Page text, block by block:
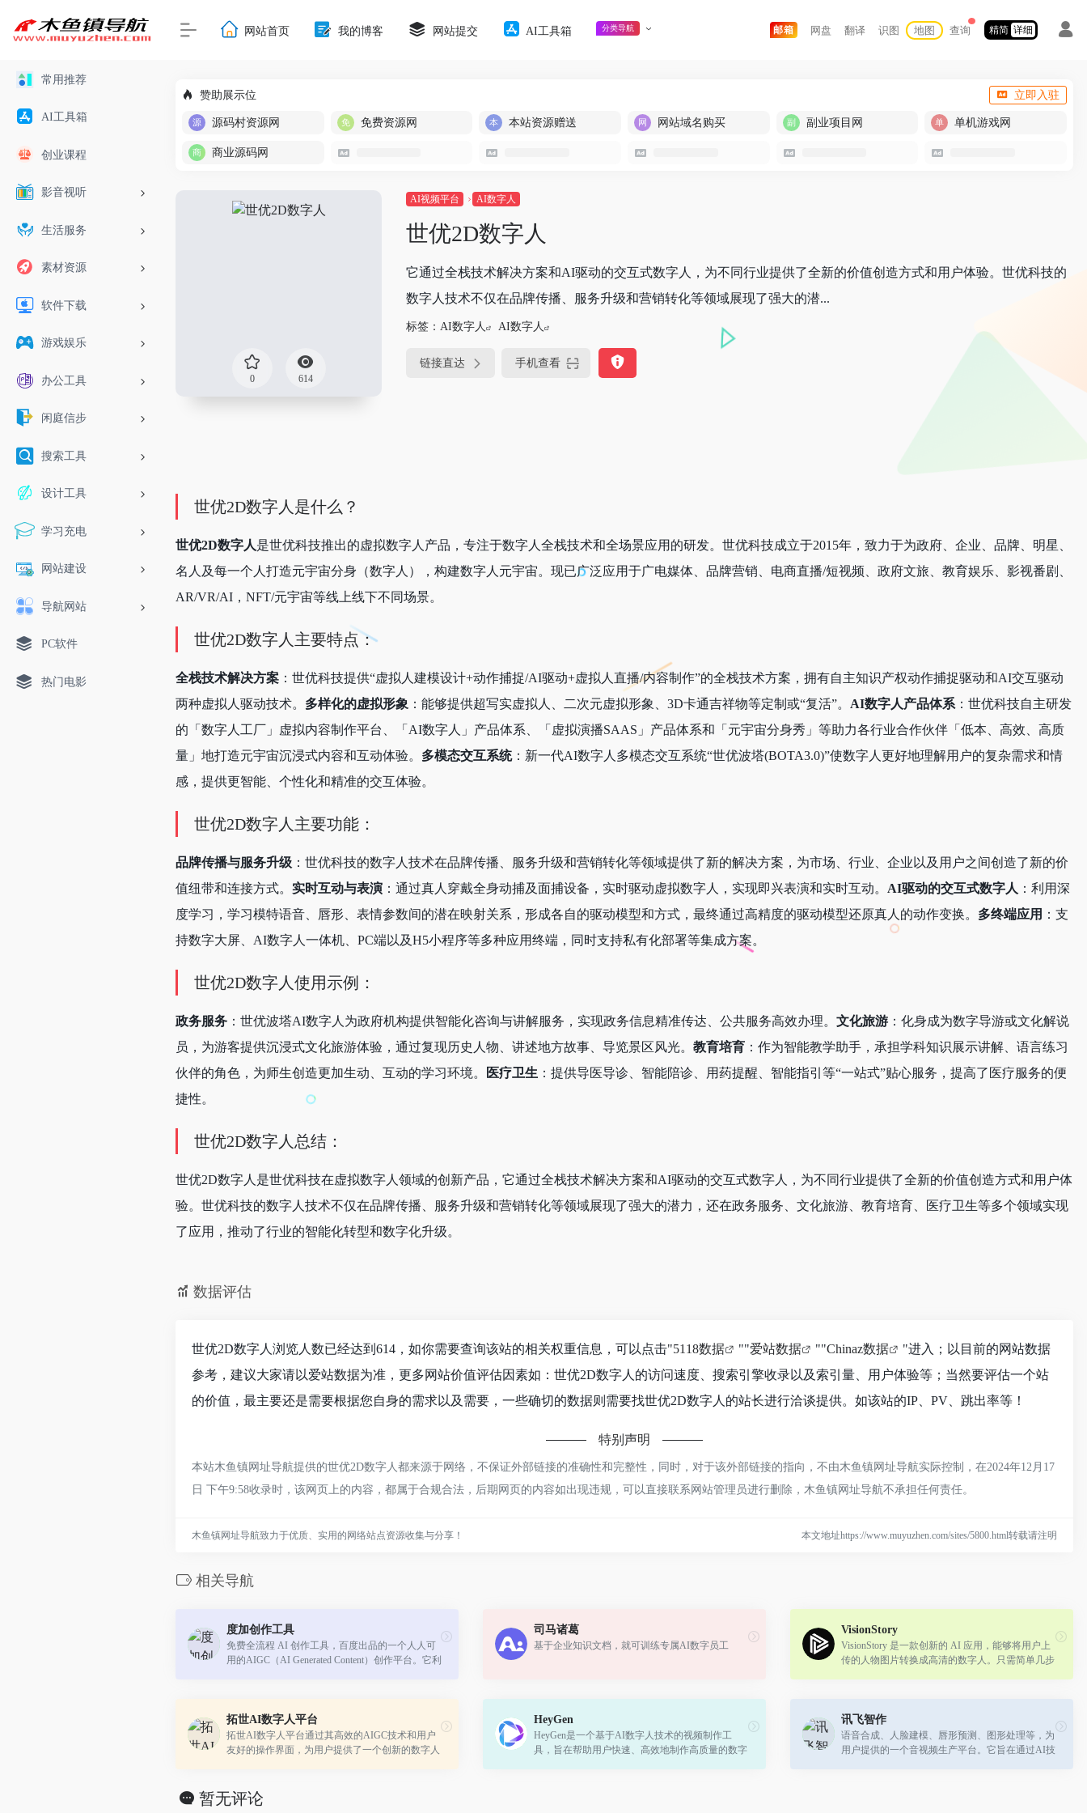
常用推荐
AI工具箱
创业课程
影音视听
生活服务
素材资源
软件下载
游戏娱乐
办公工具
闲庭信步
搜索工具
设计工具
学习充电
网站建设
导航网站
PC软件
热门电影
网站首页 我的博客 网站提交 AI工具箱 分类导航 邮箱 网盘 翻译 识图 地图 查询 精简 详细
赞助展示位 立即入驻
源码村资源网 免费资源网 本站资源赠送 网站域名购买 副业项目网 单机游戏网
商业源码网
0 614
AI视频平台 AI数字人
世优2D数字人
它通过全栈技术解决方案和AI驱动的交互式数字人，为不同行业提供了全新的价值创造方式和用户体验。世优科技的
数字人技术不仅在品牌传播、服务升级和营销转化等领域展现了强大的潜...
标签： AI数字人 AI数字人
链接直达 手机查看
世优2D数字人是什么？
世优2D数字人是世优科技推出的虚拟数字人产品，专注于数字人全栈技术和全场景应用的研发。世优科技成立于2015年，致力于为政府、企业、品牌、明星、
名人及每一个人打造元宇宙分身（数字人），构建数字人元宇宙。现已广泛应用于广电媒体、品牌营销、电商直播/短视频、政府文旅、教育娱乐、影视番剧、
AR/VR/AI，NFT/元宇宙等线上线下不同场景。
世优2D数字人主要特点：
全栈技术解决方案 ：世优科技提供“虚拟人建模设计+动作捕捉/AI驱动+虚拟人直播/内容制作”的全栈技术方案，拥有自主知识产权动作捕捉驱动和AI交互驱动
两种虚拟人驱动技术。 多样化的虚拟形象 ：能够提供超写实虚拟人、二次元虚拟形象、3D卡通吉祥物等定制或“复活”。 AI数字人产品体系 ：世优科技自主研发
的「数字人工厂」虚拟内容制作平台、「AI数字人」产品体系、「虚拟演播SAAS」产品体系和「元宇宙分身秀」等助力各行业合作伙伴「低本、高效、高质
量」地打造元宇宙沉浸式内容和互动体验。 多模态交互系统：新一代AI数字人多模态交互系统“世优波塔(BOTA3.0)”使数字人更好地理解用户的复杂需求和情
感，提供更智能、个性化和精准的交互体验。
世优2D数字人主要功能：
品牌传播与服务升级 ：世优科技的数字人技术在品牌传播、服务升级和营销转化等领域提供了新的解决方案，为市场、行业、企业以及用户之间创造了新的价
值纽带和连接方式。 实时互动与表演 ：通过真人穿戴全身动捕及面捕设备，实时驱动虚拟数字人，实现即兴表演和实时互动。 AI驱动的交互式数字人 ：利用深
度学习，学习模特语音、唇形、表情参数间的潜在映射关系，形成各自的驱动模型和方式，最终通过高精度的驱动模型还原真人的动作变换。 多终端应用 ：支
持数字大屏、AI数字人一体机、PC端以及H5小程序等多种应用终端，同时支持私有化部署等集成方案。
世优2D数字人使用示例：
政务服务 ：世优波塔AI数字人为政府机构提供智能化咨询与讲解服务，实现政务信息精准传达、公共服务高效办理。 文化旅游 ：化身成为数字导游或文化解说
员，为游客提供沉浸式文化旅游体验，通过复现历史人物、讲述地方故事、导览景区风光。 教育培育 ：作为智能教学助手，承担学科知识展示讲解、语言练习
伙伴的角色，为师生创造更加生动、互动的学习环境。
医疗卫生 ：提供导医导诊、智能陪诊、用药提醒、智能指引等“一站式”贴心服务，提高了医疗服务的便
捷性。
世优2D数字人总结：
世优2D数字人是世优科技在虚拟数字人领域的创新产品，它通过全栈技术解决方案和AI驱动的交互式数字人，为不同行业提供了全新的价值创造方式和用户体
验。世优科技的数字人技术不仅在品牌传播、服务升级和营销转化等领域展现了强大的潜力，还在政务服务、文化旅游、教育培育、医疗卫生等多个领域实现
了应用，推动了行业的智能化转型和数字化升级。
数据评估
世优2D数字人浏览人数已经达到614，如你需要查询该站的相关权重信息，可以点击"5118数据 ""爱站数据 ""Chinaz数据
"进入；以目前的网站数据
参考，建议大家请以爱站数据为准，更多网站价值评估因素如：世优2D数字人的访问速度、搜索引擎收录以及索引量、用户体验等；当然要评估一个站
的价值，最主要还是需要根据您自身的需求以及需要，一些确切的数据则需要找世优2D数字人的站长进行洽谈提供。如该站的IP、PV、跳出率等！
特别声明
本站木鱼镇网址导航提供的世优2D数字人都来源于网络，不保证外部链接的准确性和完整性，同时，对于该外部链接的指向，不由木鱼镇网址导航实际控制，在2024年12月17
日 下午9:58收录时，该网页上的内容，都属于合规合法，后期网页的内容如出现违规，可以直接联系网站管理员进行删除，木鱼镇网址导航不承担任何责任。
木鱼镇网址导航致力于优质、实用的网络站点资源收集与分享！ 本文地址https://www.muyuzhen.com/sites/5800.html转载请注明
相关导航
度加创作工具
免费全流程 AI 创作工具，百度出品的一个人人可
用的AIGC（AI Generated Content）创作平台。它利
司马诸葛
基于企业知识文档，就可训练专属AI数字员工
VisionStory
VisionStory 是一款创新的 AI 应用，能够将用户上
传的人物图片转换成高清的数字人。只需简单几步
拓世AI数字人平台
拓世AI数字人平台通过其高效的AIGC技术和用户
友好的操作界面，为用户提供了一个创新的数字人
HeyGen
HeyGen是一个基于AI数字人技术的视频制作工
具，旨在帮助用户快速、高效地制作高质量的数字
讯飞智作
语音合成、人脸建模、唇形预测、图形处理等，为
用户提供的一个音视频生产平台。它旨在通过AI技
暂无评论